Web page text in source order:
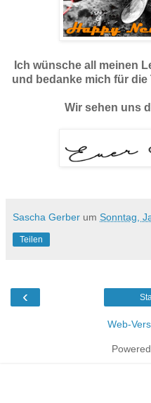
Ich wünsche all meinen
und bedanke mich für
Wir sehen uns
Sascha Gerber um Sonntag,
Teilen
‹
Web-